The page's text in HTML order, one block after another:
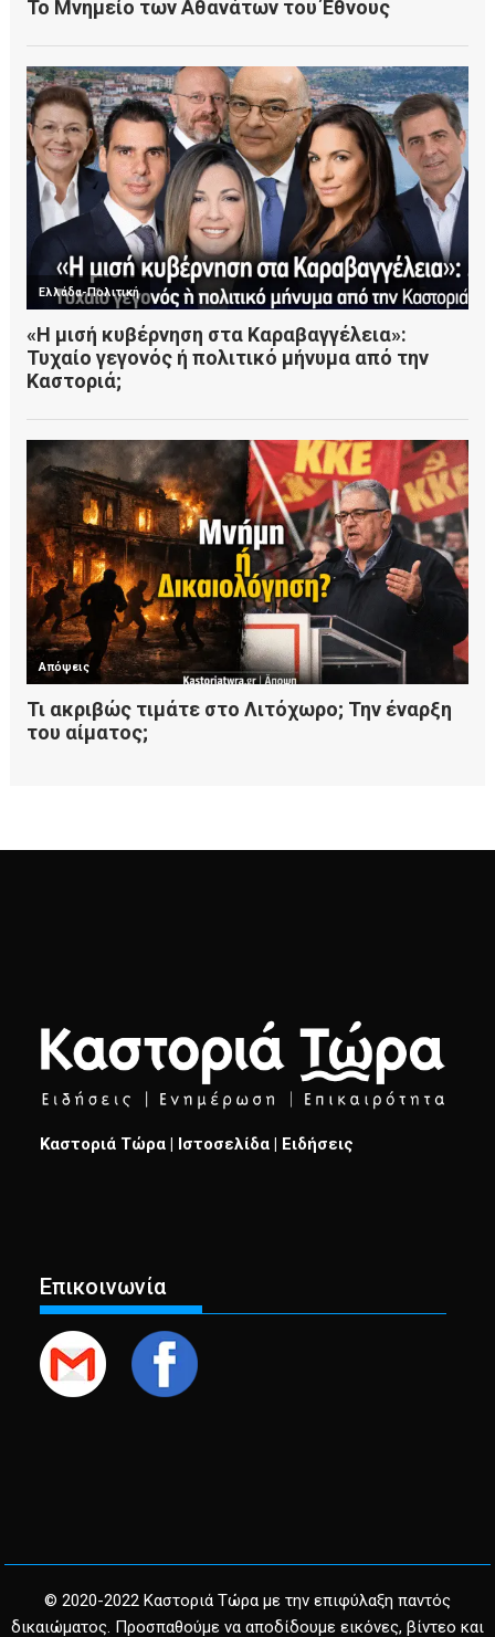
Καστοριά Τώρα | Ιστοσελίδα | Ειδήσεις
Επικοινωνία
© 2020-2022 Καστοριά Τώρα με την επιφύλαξη παντός
δικαιώματος. Προσπαθούμε να αποδίδουμε εικόνες, βίντεο και